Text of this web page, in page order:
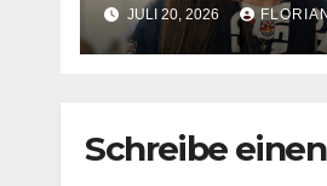
JULI 20, 2026
Schreibe